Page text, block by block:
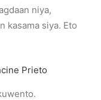
niya,
kasama siya. Eto